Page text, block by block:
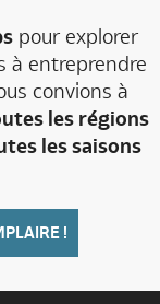
pour explorer
à entreprendre
convions à
les régions
les saisons
!